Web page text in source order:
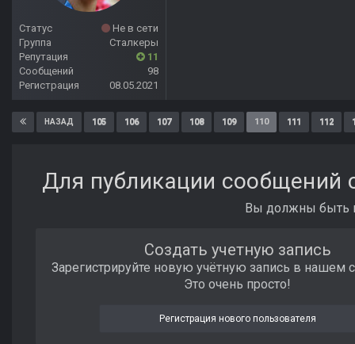
Статус
Не в сети
Группа
Сталкеры
Репутация
11
Сообщений
98
Регистрация
08.05.2021
НАЗАД 105 106 107 108 109 110 111 112
Для публикации сообщений
Вы должны быть
Создать учетную запись
Зарегистрируйте новую учётную запись в нашем
Это очень просто!
Регистрация нового пользователя